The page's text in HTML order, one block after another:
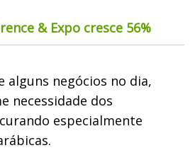
& Expo cresce 56%
alguns negócios no dia,
necessidade dos
especialmente